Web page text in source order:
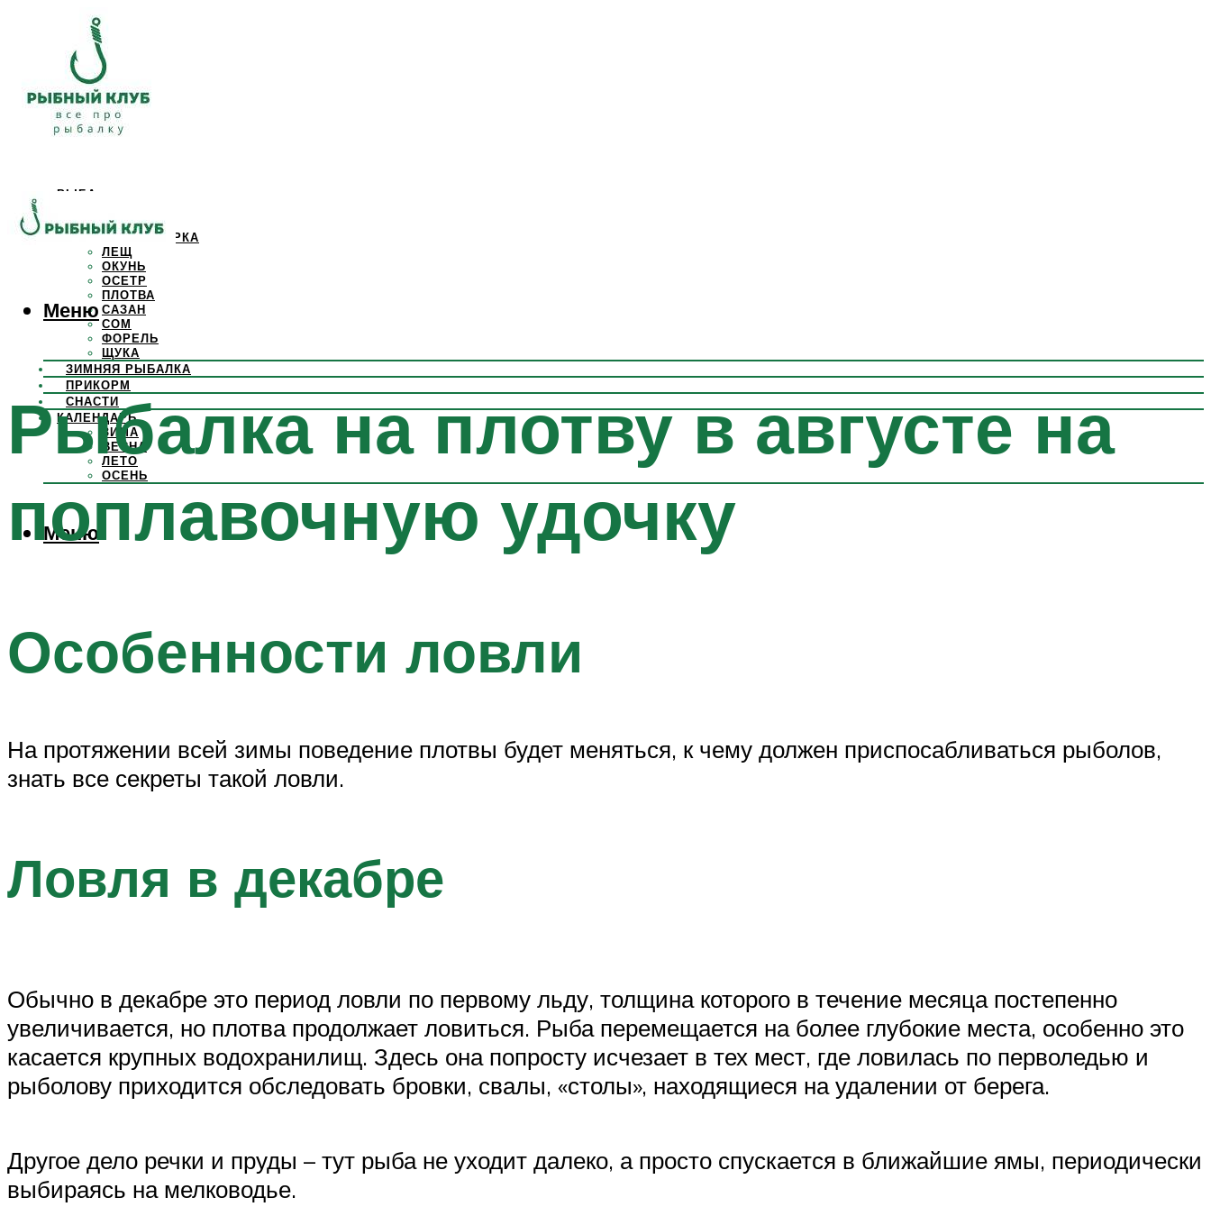
РЫБА
КАРП
КРАСНОПЕРКА
ЛЕЩ
ОКУНЬ
ОСЕТР
ПЛОТВА
САЗАН
СОМ
ФОРЕЛЬ
ЩУКА
ЗИМНЯЯ РЫБАЛКА
ПРИКОРМ
СНАСТИ
КАЛЕНДАРЬ
ЗИМА
ВЕСНА
ЛЕТО
ОСЕНЬ
Меню
Меню
Рыбалка на плотву в августе на
поплавочную удочку
Особенности ловли
На протяжении всей зимы поведение плотвы будет меняться, к чему должен приспосабливаться рыболов,
знать все секреты такой ловли.
Ловля в декабре
Обычно в декабре это период ловли по первому льду, толщина которого в течение месяца постепенно
увеличивается, но плотва продолжает ловиться. Рыба перемещается на более глубокие места, особенно это
касается крупных водохранилищ. Здесь она попросту исчезает в тех мест, где ловилась по перволедью и
рыболову приходится обследовать бровки, свалы, «столы», находящиеся на удалении от берега.
Другое дело речки и пруды – тут рыба не уходит далеко, а просто спускается в ближайшие ямы, периодически
выбираясь на мелководье.